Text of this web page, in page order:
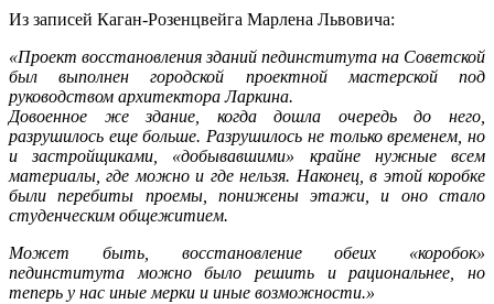
Из записей Каган-Розенцвейга Марлена Львовича:
«Проект восстановления зданий пединститута на Советской
был выполнен городской проектной мастерской под
руководством архитектора Ларкина.
Довоенное же здание, когда дошла очередь до него,
разрушилось еще больше. Разрушилось не только временем, но
и застройщиками, «добывавшими» крайне нужные всем
материалы, где можно и где нельзя. Наконец, в этой коробке
были перебиты проемы, понижены этажи, и оно стало
студенческим общежитием.
Может быть, восстановление обеих «коробок»
пединститута можно было решить и рациональнее, но
теперь у нас иные мерки и иные возможности.»